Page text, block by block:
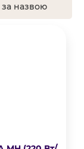
за назвою